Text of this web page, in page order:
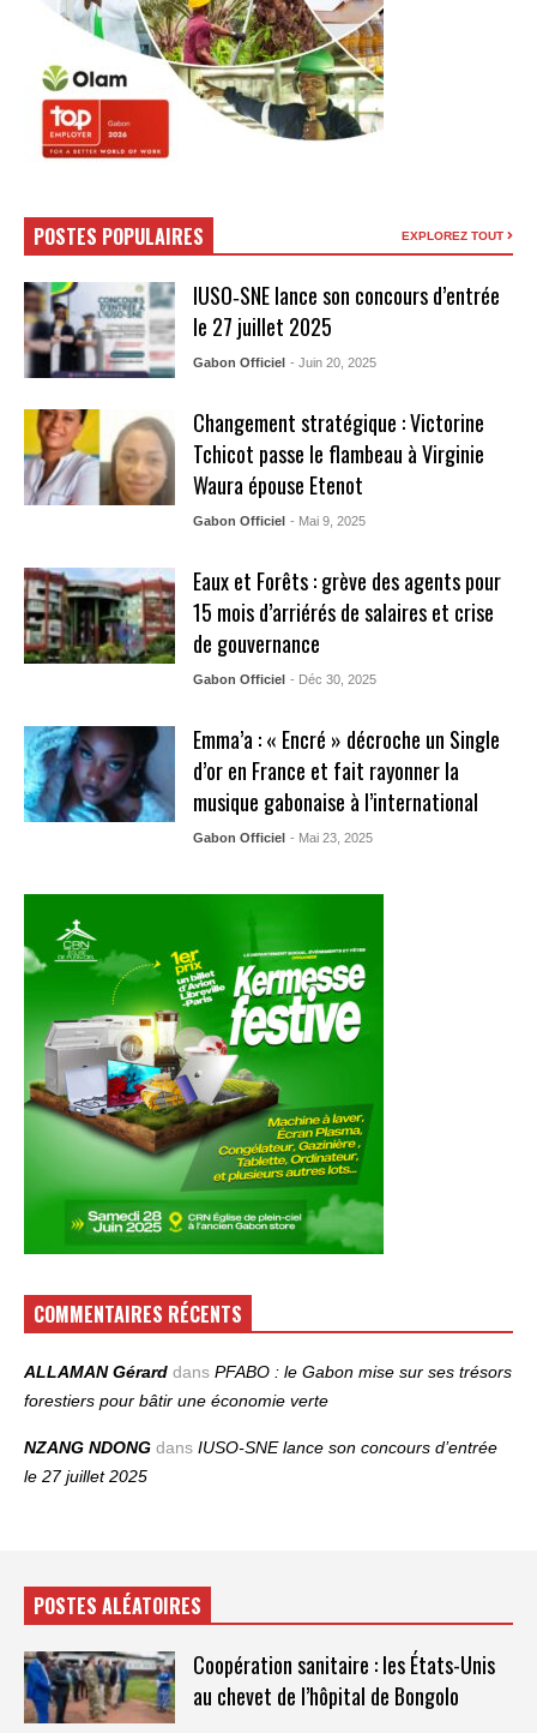
POSTES POPULAIRES EXPLOREZ TOUT
IUSO‑SNE lance son concours d’entrée
le 27 juillet 2025
Gabon Officiel - Juin 20, 2025
Changement stratégique : Victorine
Tchicot passe le flambeau à Virginie
Waura épouse Etenot
Gabon Officiel - Mai 9, 2025
Eaux et Forêts : grève des agents pour
15 mois d’arriérés de salaires et crise
de gouvernance
Gabon Officiel - Déc 30, 2025
Emma’a : « Encré » décroche un Single
d’or en France et fait rayonner la
musique gabonaise à l’international
Gabon Officiel - Mai 23, 2025
COMMENTAIRES RÉCENTS
ALLAMAN Gérard dans PFABO : le Gabon mise sur ses trésors
forestiers pour bâtir une économie verte
NZANG NDONG dans IUSO‑SNE lance son concours d’entrée
le 27 juillet 2025
POSTES ALÉATOIRES
Coopération sanitaire : les États-Unis
au chevet de l’hôpital de Bongolo